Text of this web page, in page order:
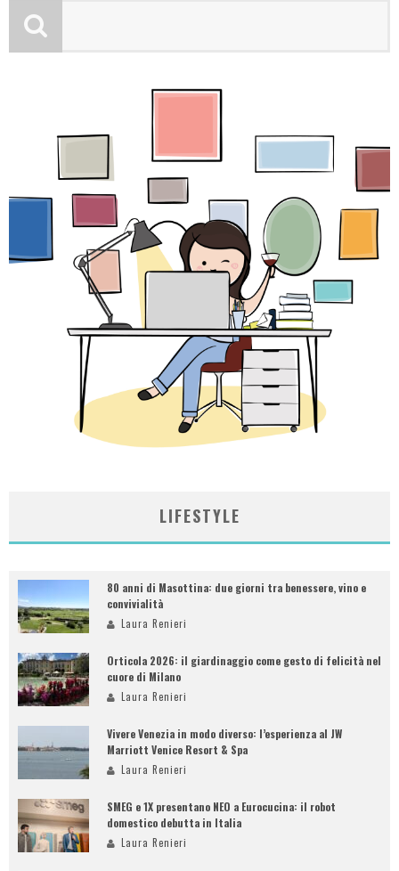
LIFESTYLE
80 anni di Masottina: due giorni tra benessere, vino e
convivialità
Laura Renieri
Orticola 2026: il giardinaggio come gesto di felicità nel
cuore di Milano
Laura Renieri
Vivere Venezia in modo diverso: l’esperienza al JW
Marriott Venice Resort & Spa
Laura Renieri
SMEG e 1X presentano NEO a Eurocucina: il robot
domestico debutta in Italia
Laura Renieri